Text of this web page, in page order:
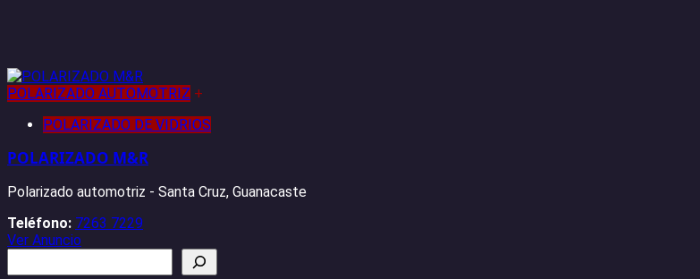
POLARIZADO AUTOMOTRIZ +
POLARIZADO DE VIDRIOS
POLARIZADO M&R
Polarizado automotriz - Santa Cruz, Guanacaste
Teléfono: 7263 7229
Ver Anuncio